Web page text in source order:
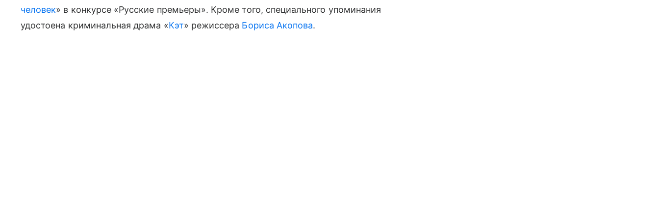
человек» в конкурсе «Русские премьеры». Кроме того, специального упоминания
удостоена криминальная драма «Кэт» режиссера Бориса Акопова.